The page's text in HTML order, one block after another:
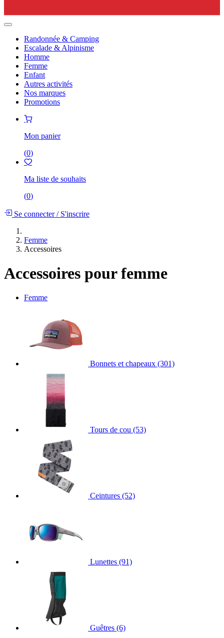
Randonnée & Camping
Escalade & Alpinisme
Homme
Femme
Enfant
Autres activités
Nos marques
Promotions
Mon panier
(0)
Ma liste de souhaits
(0)
Se connecter/S'inscrire
Femme
Accessoires
Accessoires pour femme
Femme
Bonnets et chapeaux (301)
Tours de cou (53)
Ceintures (52)
Lunettes (91)
Guêtres (6)